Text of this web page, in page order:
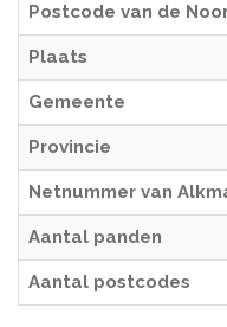
Postcode van de
Plaats
Gemeente
Provincie
Netnummer van
Aantal panden
Aantal postcodes